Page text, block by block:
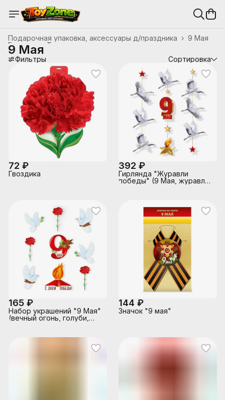
9 Мая
Подарочная упаковка, аксессуары д/праздника ›
Товары для праздника и упаковка
Главная
9 Мая
Фильтры Сортировка
72 ₽
Гвоздика
392 ₽
Гирлянда "Журавли
победы" (9 Мая, журавли,
165 ₽
Набор украшений "9 Мая"
(вечный огонь, голуби,
144 ₽
Значок "9 мая"